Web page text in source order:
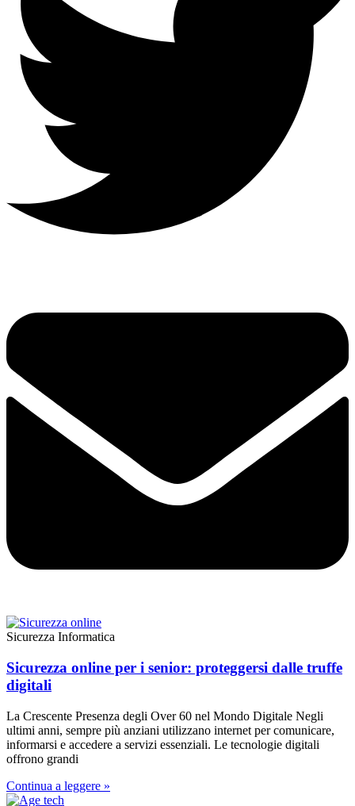
Sicurezza Informatica
Sicurezza online per i senior: proteggersi dalle truffe
digitali
La Crescente Presenza degli Over 60 nel Mondo Digitale Negli
ultimi anni, sempre più anziani utilizzano internet per comunicare,
informarsi e accedere a servizi essenziali. Le tecnologie digitali
offrono grandi
Continua a leggere »